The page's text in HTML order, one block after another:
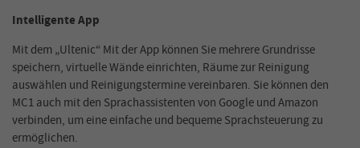
Intelligente App
Mit dem „Ultenic“ Mit der App können Sie mehrere Grundrisse
speichern, virtuelle Wände einrichten, Räume zur Reinigung
auswählen und Reinigungstermine vereinbaren. Sie können den
MC1 auch mit den Sprachassistenten von Google und Amazon
verbinden, um eine einfache und bequeme Sprachsteuerung zu
ermöglichen.